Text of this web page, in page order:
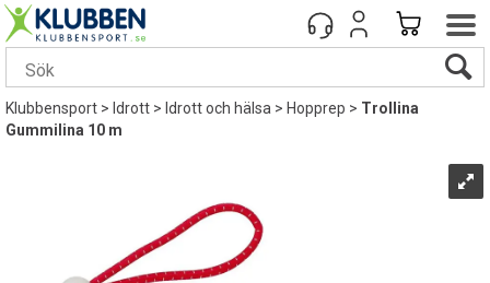
Klubbensport> Idrott> Idrott och hälsa>Hopprep>Trollina
Gummilina 10 m